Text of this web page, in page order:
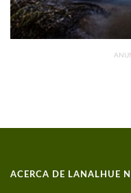
ACERCA DE LANALHUE